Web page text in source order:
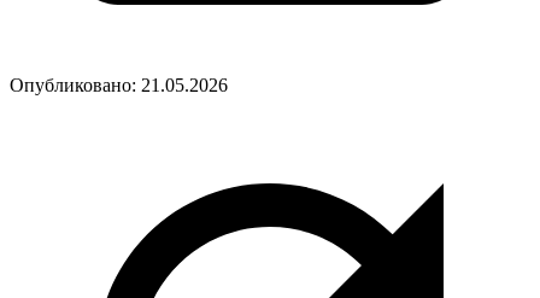
Опубликовано: 21.05.2026